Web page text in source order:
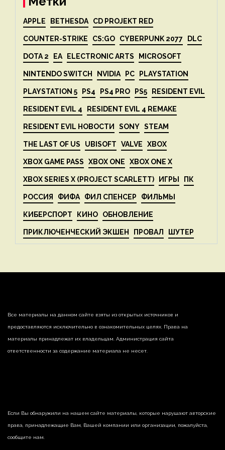
APPLE BETHESDA CD PROJEKT RED
COUNTER-STRIKE CS:GO CYBERPUNK 2077 DLC
DOTA 2 EA ELECTRONIC ARTS MICROSOFT
NINTENDO SWITCH NVIDIA PC PLAYSTATION
PLAYSTATION 5 PS4 PS4 PRO PS5 RESIDENT EVIL
RESIDENT EVIL 4 RESIDENT EVIL 4 REMAKE
RESIDENT EVIL НОВОСТИ SONY STEAM
THE LAST OF US UBISOFT VALVE XBOX
XBOX GAME PASS XBOX ONE XBOX ONE X
XBOX SERIES X (PROJECT SCARLETT) ИГРЫ ПК
РОССИЯ ФИФА ФИЛ СПЕНСЕР ФИЛЬМЫ
КИБЕРСПОРТ КИНО ОБНОВЛЕНИЕ
ПРИКЛЮЧЕНЧЕСКИЙ ЭКШЕН ПРОВАЛ ШУТЕР
Все материалы на данном сайте взяты из открытых источников и
предоставляются исключительно в ознакомительных целях. Права на
материалы принадлежат их владельцам. Администрация сайта
ответственности за содержание материала не несет.
Если Вы обнаружили на нашем сайте материалы, которые нарушают авторские
права, принадлежащие Вам, Вашей компании или организации, пожалуйста,
сообщите нам.